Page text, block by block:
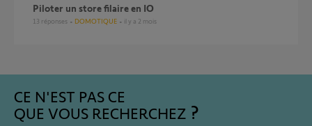
Piloter un store filaire en IO
13 réponses DOMOTIQUE il y a 2 mois
CE N'EST PAS CE
QUE VOUS RECHERCHEZ